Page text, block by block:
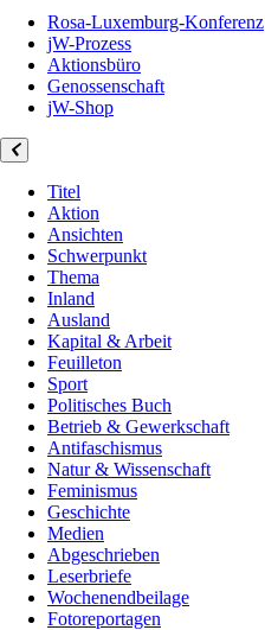
Rosa-Luxemburg-Konferenz
jW-Prozess
Aktionsbüro
Genossenschaft
jW-Shop
Titel
Aktion
Ansichten
Schwerpunkt
Thema
Inland
Ausland
Kapital & Arbeit
Feuilleton
Sport
Politisches Buch
Betrieb & Gewerkschaft
Antifaschismus
Natur & Wissenschaft
Feminismus
Geschichte
Medien
Abgeschrieben
Leserbriefe
Wochenendbeilage
Fotoreportagen